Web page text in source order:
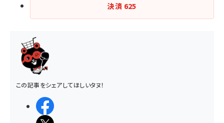
決済 625
この記事をシェアしてほしいタヌ！